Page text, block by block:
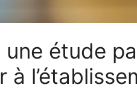
une étude
à